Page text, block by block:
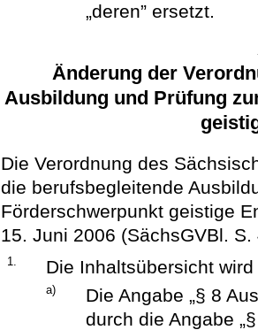
„deren” ersetzt.
Änderung der
Ausbildung und Prüfung
Die Verordnung des
die berufsbegleitende
Förderschwerpunkt geistige
15. Juni 2006 (SächsGVBl.
1. Die Inhaltsübersicht
a)
Die Angabe „§ 8
durch die Angabe